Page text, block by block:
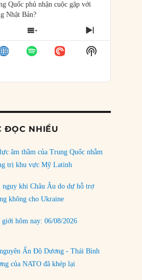
Quốc phủ nhận cuộc gặp với
Nhật Bản?
lược của Trump tại Thái Bình
chôn vùi bê bối chấn động vòng
của mình
SHOW
EPISODES
LIST
NEXT
EPISODE
Show
Podcast
ĐỌC NHIỀU
âm thầm của Trung Quốc nhằm
trị khu vực Mỹ Latinh
nguy khi Châu Âu do dự hỗ trợ
không cho Ukraine
giới hôm nay: 06/08/2026
Ấn Độ Dương - Thái Bình
của NATO đã khép lại